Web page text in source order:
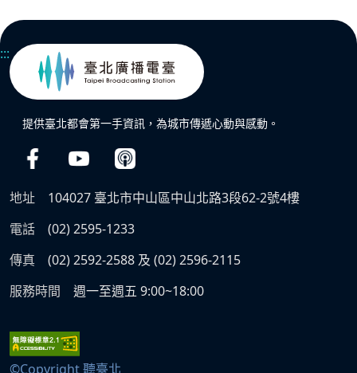
:::
提供臺北都會第一手資訊，為城市傳遞心動與感動。
地址
104027 臺北市中山區中山北路3段62-2號4樓
電話
(02) 2595-1233
傳真
(02) 2592-2588 及 (02) 2596-2115
服務時間
週一至週五 9:00~18:00
©Copyright 聽臺北